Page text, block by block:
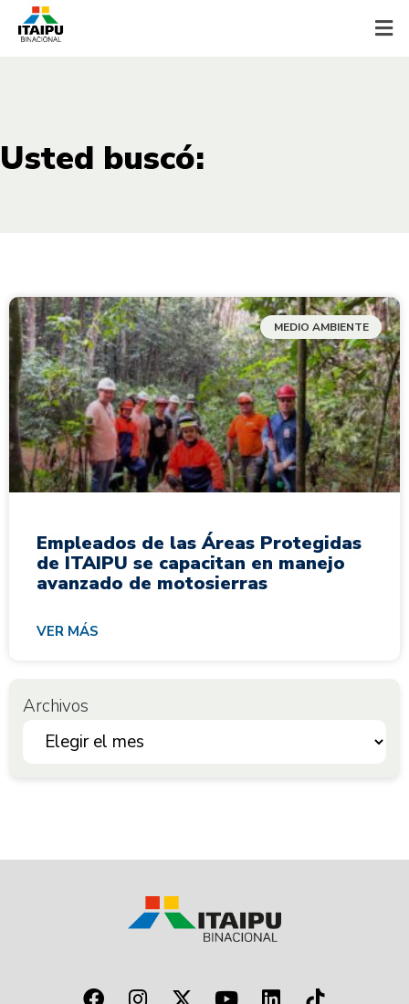
Usted buscó:
MEDIO AMBIENTE
Empleados de las Áreas Protegidas
de ITAIPU se capacitan en manejo
avanzado de motosierras
VER MÁS
Archivos